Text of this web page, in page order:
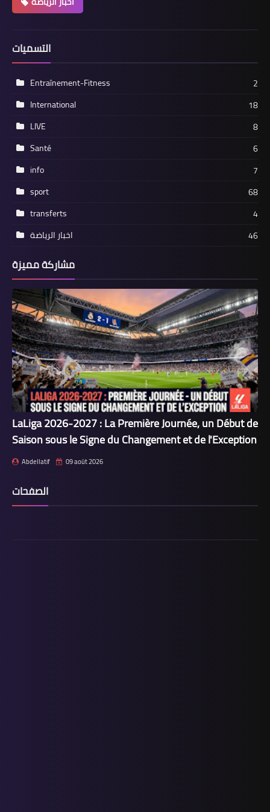
التسميات
Entraînement-Fitness
2
International
18
LIVE
8
Santé
6
info
7
sport
68
transferts
4
اخبار الرياضة
46
مشاركة مميزة
LaLiga 2026-2027 : La Première Journée, un Début de
Saison sous le Signe du Changement et de l'Exception
Abdellatif 09 août 2026
الصفحات